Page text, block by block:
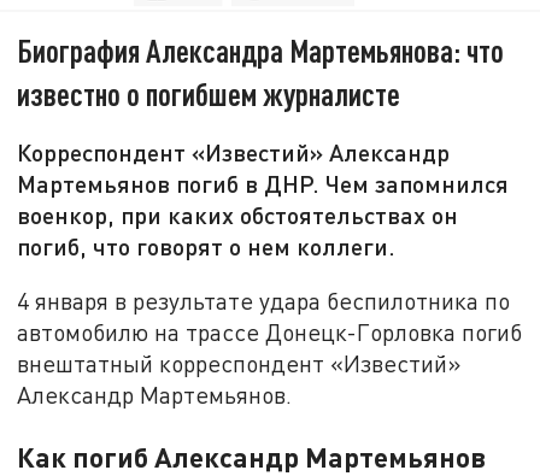
Биография Александра Мартемьянова: что
известно о погибшем журналисте
Корреспондент «Известий» Александр
Мартемьянов погиб в ДНР. Чем запомнился
военкор, при каких обстоятельствах он
погиб, что говорят о нем коллеги.
4 января в результате удара беспилотника по
автомобилю на трассе Донецк-Горловка погиб
внештатный корреспондент «Известий»
Александр Мартемьянов.
Как погиб Александр Мартемьянов